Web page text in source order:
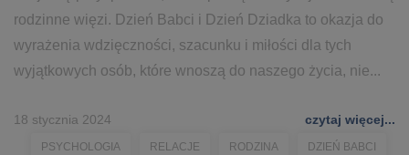
rodzinne więzi. Dzień Babci i Dzień Dziadka to okazja do
wyrażenia wdzięczności, szacunku i miłości dla tych
wyjątkowych osób, które wnoszą do naszego życia, nie...
18 stycznia 2024 czytaj więcej...
PSYCHOLOGIA RELACJE RODZINA DZIEŃ BABCI